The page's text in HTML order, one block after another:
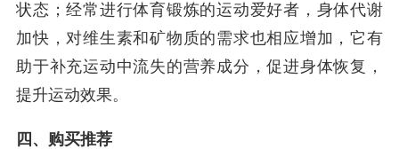
状态；经常进行体育锻炼的运动爱好者，身体代谢
加快，对维生素和矿物质的需求也相应增加，它有
助于补充运动中流失的营养成分，促进身体恢复，
提升运动效果。
四、购买推荐